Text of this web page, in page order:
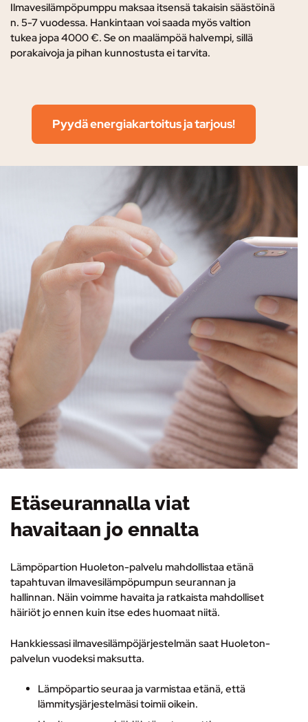
Ilmavesilämpöpumppu maksaa itsensä takaisin säästöinä
n. 5-7 vuodessa. Hankintaan voi saada myös valtion
tukea jopa 4000 €. Se on maalämpöä halvempi, sillä
porakaivoja ja pihan kunnostusta ei tarvita.
Pyydä energiakartoitus ja tarjous!
Etäseurannalla viat
havaitaan jo ennalta
Lämpöpartion Huoleton-palvelu mahdollistaa etänä
tapahtuvan ilmavesilämpöpumpun seurannan ja
hallinnan. Näin voimme havaita ja ratkaista mahdolliset
häiriöt jo ennen kuin itse edes huomaat niitä.
Hankkiessasi ilmavesilämpöjärjestelmän saat Huoleton-
palvelun vuodeksi maksutta.
Lämpöpartio seuraa ja varmistaa etänä, että
lämmitysjärjestelmäsi toimii oikein.